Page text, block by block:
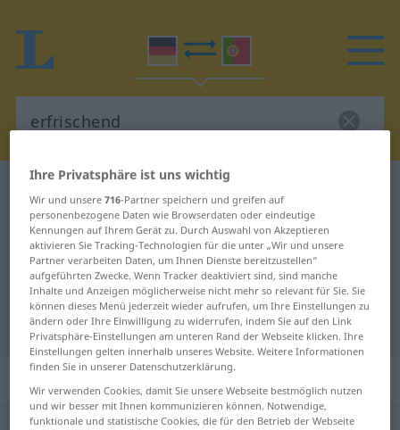
Deutsch-Portugiesisch
Übersetzung für "erfrischend"
"erfrischend" Portugiesisch
Übersetzung
: Adjektiv
Ihre Privatsphäre ist uns wichtig
Wir und unsere716-Partner speichern und greifen auf
personenbezogene Daten wie Browserdaten oder eindeutige
Kennungen auf Ihrem Gerät zu. Durch Auswahl von Akzeptieren
aktivieren Sie Tracking-Technologien für die unter „Wir und unsere
Partner verarbeiten Daten, um Ihnen Dienste bereitzustellen“
aufgeführten Zwecke. Wenn Tracker deaktiviert sind, sind manche
Inhalte und Anzeigen möglicherweise nicht mehr so relevant für Sie. Sie
können dieses Menü jederzeit wieder aufrufen, um Ihre Einstellungen zu
ändern oder Ihre Einwilligung zu widerrufen, indem Sie auf den Link
Privatsphäre-Einstellungen am unteren Rand der Webseite klicken. Ihre
Einstellungen gelten innerhalb unseres Website. Weitere Informationen
finden Sie in unserer Datenschutzerklärung.
Wir verwenden Cookies, damit Sie unsere Webseite bestmöglich nutzen
und wir besser mit Ihnen kommunizieren können. Notwendige,
funktionale und statistische Cookies, die für den Betrieb der Webseite